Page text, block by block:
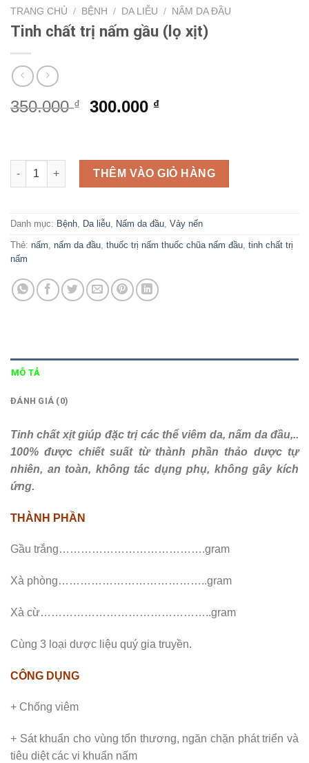
TRANG CHỦ / BỆNH / DA LIỄU / NẤM DA ĐẦU
Tinh chất trị nấm gầu (lọ xịt)
350.000₫
Giá
350.000 ₫.
300.000 ₫Giá
là:
300.000 ₫.
Tinh chất trị nấm gầu (lọ xịt) số lượng
THÊM VÀO GIỎ HÀNG
Danh mục: Bệnh Da liễu Nấm da đầu Vảy nến
Thẻ: nấm nấm da đầu thuốc trị nấm thuốc chũa nấm đầu tinh chất trị
nấm
MÔ TẢ
ĐÁNH GIÁ (0)
Tinh chất xịt giúp đặc trị các thể viêm da, nấm da đầu,..
100% được chiết suất từ thành phần thảo dược tự
nhiên, an toàn, không tác dụng phụ, không gây kích
ứng.
THÀNH PHẦN
Gầu trắng………………………………….gram
Xà phòng…………………………………..gram
Xà cừ………………………………………..gram
Cùng 3 loại dược liệu quý gia truyền.
CÔNG DỤNG
+ Chống viêm
+ Sát khuẩn cho vùng tổn thương, ngăn chặn phát triển và
tiêu diệt các vi khuẩn nấm